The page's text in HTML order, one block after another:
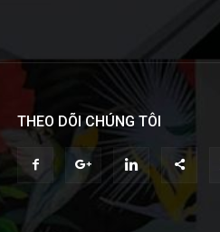
THEO DÕI CHÚNG TÔI